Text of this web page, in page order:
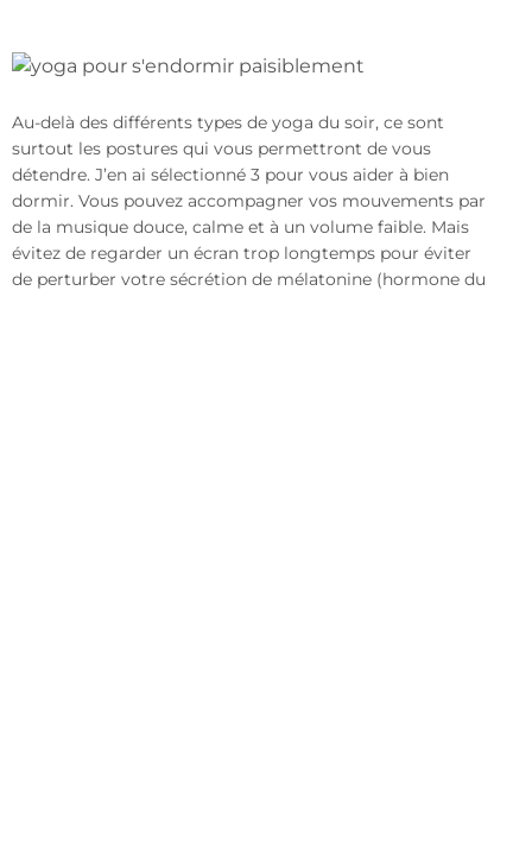
Au-delà des différents types de yoga du soir, ce sont
surtout les postures qui vous permettront de vous
détendre. J’en ai sélectionné 3 pour vous aider à bien
dormir. Vous pouvez accompagner vos mouvements par
de la musique douce, calme et à un volume faible. Mais
évitez de regarder un écran trop longtemps pour éviter
de perturber votre sécrétion de mélatonine (hormone du